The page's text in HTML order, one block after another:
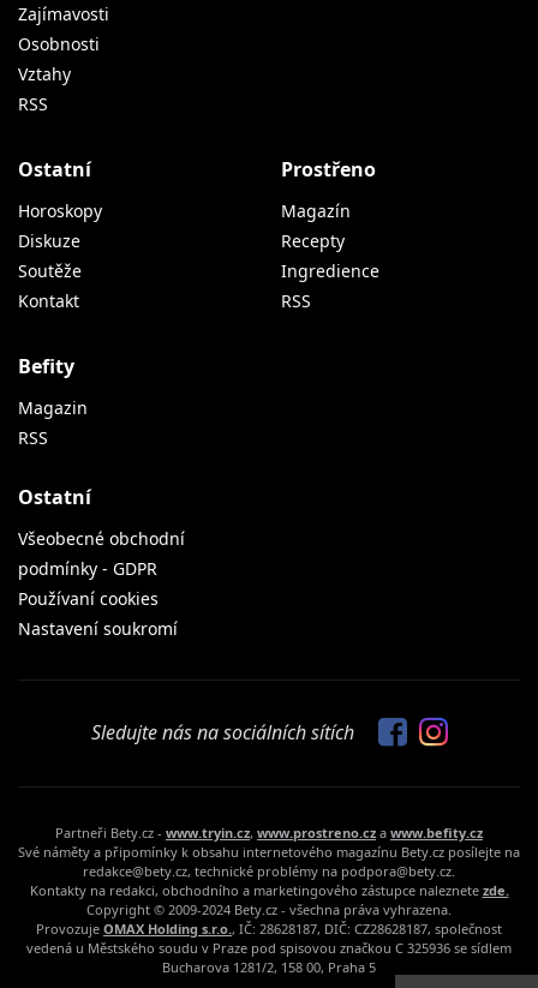
Zajímavosti
Osobnosti
Vztahy
RSS
Ostatní
Horoskopy
Diskuze
Soutěže
Kontakt
Prostřeno
Magazín
Recepty
Ingredience
RSS
Befity
Magazin
RSS
Ostatní
Všeobecné obchodní
podmínky - GDPR
Používaní cookies
Nastavení soukromí
Sledujte nás na sociálních sítích
Partneři Bety.cz - www.tryin.cz, www.prostreno.cz a www.befity.cz
Své náměty a připomínky k obsahu internetového magazínu Bety.cz posílejte na
redakce@bety.cz, technické problémy na podpora@bety.cz.
Kontakty na redakci, obchodního a marketingového zástupce naleznete zde.
Copyright © 2009-2024 Bety.cz - všechna práva vyhrazena.
Provozuje OMAX Holding s.r.o., IČ: 28628187, DIČ: CZ28628187, společnost
vedená u Městského soudu v Praze pod spisovou značkou C 325936 se sídlem
Bucharova 1281/2, 158 00, Praha 5